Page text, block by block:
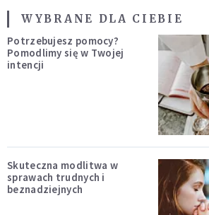
WYBRANE DLA CIEBIE
Potrzebujesz pomocy?
Pomodlimy się w Twojej
intencji
Skuteczna modlitwa w
sprawach trudnych i
beznadziejnych